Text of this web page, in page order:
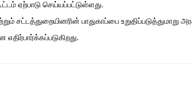
ஏற்பாடு செய்யப்பட்டுள்ளது.
பாதுகாப்பை உறுதிப்படுத்துமாறு